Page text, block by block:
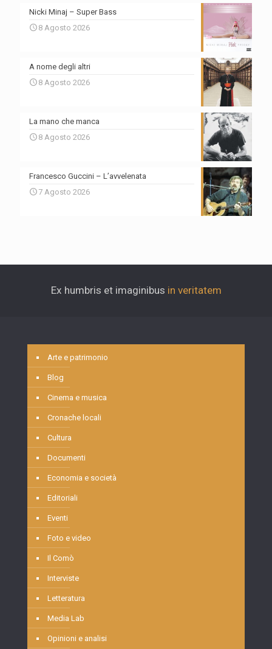
Nicki Minaj – Super Bass
8 Agosto 2026
A nome degli altri
8 Agosto 2026
La mano che manca
8 Agosto 2026
Francesco Guccini – L’avvelenata
7 Agosto 2026
Ex humbris et imaginibus in veritatem
Arte e patrimonio
Blog
Cinema e musica
Cronache locali
Cultura
Documenti
Economia e società
Editoriali
Eventi
Foto e video
Il Comò
Interviste
Letteratura
Media Lab
Opinioni e analisi